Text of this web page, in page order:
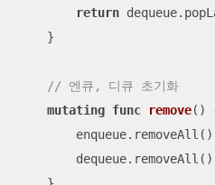
return
    }
// 엔큐, 디큐 초기화
mutating func remove()
        enqueue.removeAll()
        dequeue.removeAll()